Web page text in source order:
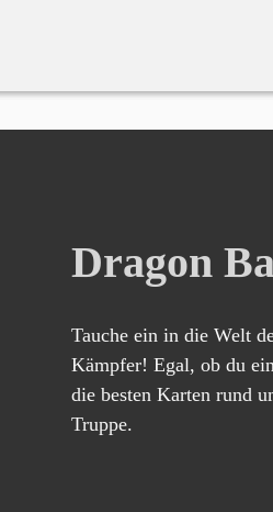
Dragon
Tauche ein in die Welt
Kämpfer! Egal, ob du
die besten Karten rund
Truppe.